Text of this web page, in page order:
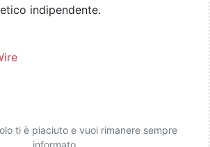
indipendente.
ti è piaciuto e vuoi rimanere sempre